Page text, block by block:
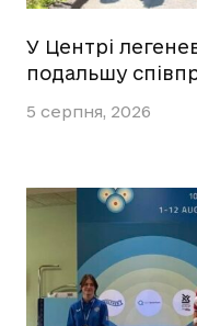
У Центрі
подальшу
5 серпня, 2026